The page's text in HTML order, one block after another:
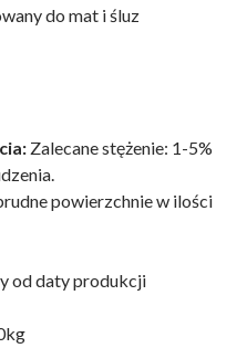
do mat i śluz
Zalecane stężenie: 1-5%
powierzchnie w ilości
od daty produkcji